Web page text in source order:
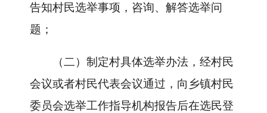
告知村民选举事项，咨询、解答选举问
题；
（二）制定村具体选举办法，经村民
会议或者村民代表会议通过，向乡镇村民
委员会选举工作指导机构报告后在选民登